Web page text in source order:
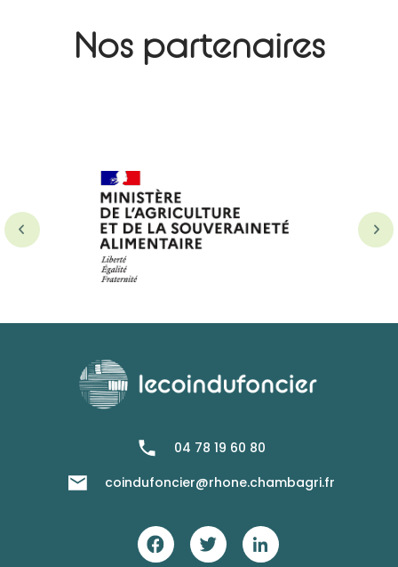
Nos partenaires
04 78 19 60 80
coindufoncier@rhone.chambagri.fr